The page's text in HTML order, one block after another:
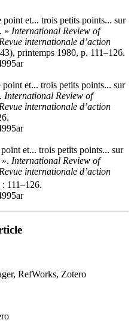
point et... trois petits points... sur
» International Review of
internationale d’action
printemps 1980, p. 111–126.
et... trois petits points... sur
International Review of
internationale d’action
et... trois petits points... sur
International Review of
internationale d’action
111–126.
RefWorks, Zotero